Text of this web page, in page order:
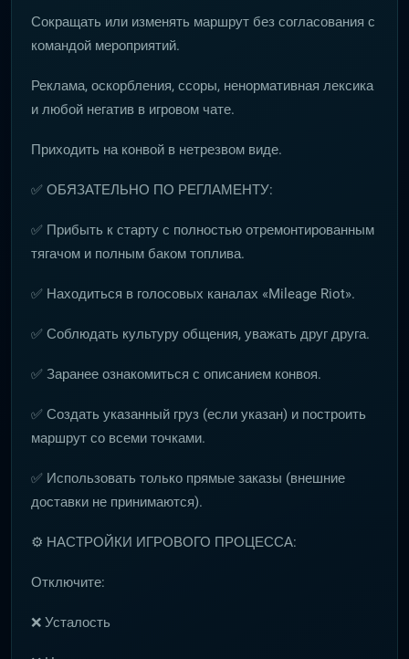
Сокращать или изменять маршрут без согласования с
командой мероприятий.
Реклама, оскорбления, ссоры, ненормативная лексика
и любой негатив в игровом чате.
Приходить на конвой в нетрезвом виде.
✅ ОБЯЗАТЕЛЬНО ПО РЕГЛАМЕНТУ:
✅ Прибыть к старту с полностью отремонтированным
тягачом и полным баком топлива.
✅ Находиться в голосовых каналах «Mileage Riot».
✅ Соблюдать культуру общения, уважать друг друга.
✅ Заранее ознакомиться с описанием конвоя.
✅ Создать указанный груз (если указан) и построить
маршрут со всеми точками.
✅ Использовать только прямые заказы (внешние
доставки не принимаются).
⚙️ НАСТРОЙКИ ИГРОВОГО ПРОЦЕССА:
Отключите:
❌ Усталость